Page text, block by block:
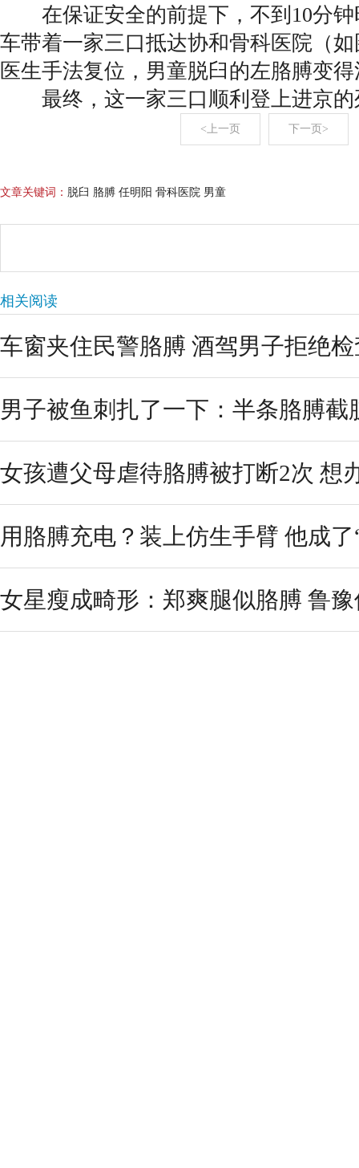
在保证安全的前提下，不到10分钟
车带着一家三口抵达协和骨科医院（
医生手法复位，男童脱臼的左胳膊变
最终，这一家三口顺利登上进京的
<上一页 下一页>
文章关键词： 脱臼 胳膊 任明阳 骨科医院 男童
相关阅读
车窗夹住民警胳膊 酒驾男子拒绝
男子被鱼刺扎了一下：半条胳膊截
女孩遭父母虐待胳膊被打断2次 想
用胳膊充电？装上仿生手臂 他成了
女星瘦成畸形：郑爽腿似胳膊 鲁